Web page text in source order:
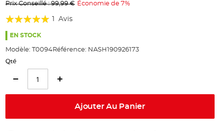
beginning
of
the
images
Prix Conseillé : 99,99 € Économie de 7%
Évaluation:
100%
1Avis
EN STOCK
Modèle: T0094Référence: NASH190926173
Qté
Ajouter Au Panier